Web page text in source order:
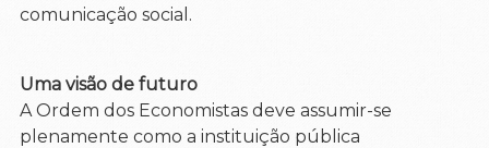
comunicação social.
Uma visão de futuro
A Ordem dos Economistas deve assumir-se
plenamente como a instituição pública